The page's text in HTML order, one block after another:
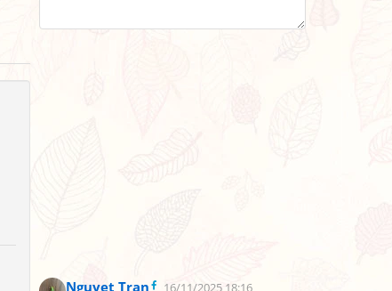
Nguyet Tran
16/11/2025 18:16